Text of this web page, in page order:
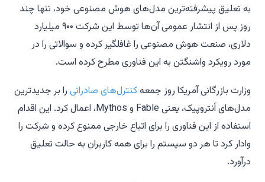
به تعلیق پیشرفته‌ترین مدل‌های هوش مصنوعی خود، تنها چند
روز پس از انتشار عمومی آن‌ها توسط این شرکت ۹۰۰ میلیارد
دلاری، صنعت هوش مصنوعی را غافلگیر کرده و سوالاتی را در
مورد رویکرد واشنگتن به این فناوری مطرح کرده است.
وزارت بازرگانی آمریکا روز جمعهکنترل‌های صادراتی را بر جدیدترین
مدل‌های اَنتروپیک، یعنی Fable و Mythos، اعمال کرد. این اقدام
استفاده از این فناوری را برای اتباع خارجی ممنوع کرده و شرکت را
وادار کرد تا هر دو سیستم را برای همه کاربران به حالت تعلیق
درآورد.